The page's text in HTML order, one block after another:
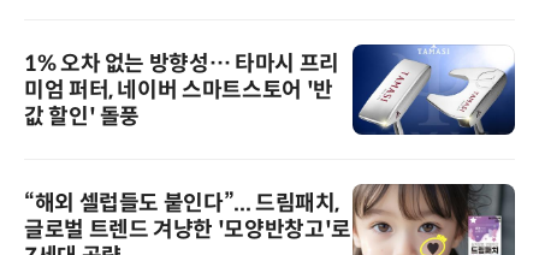
1% 오차 없는 방향성… 타마시 프리
미엄 퍼터, 네이버 스마트스토어 '반
값 할인' 돌풍
“해외 셀럽들도 붙인다”... 드림패치,
글로벌 트렌드 겨냥한 '모양반창고'로